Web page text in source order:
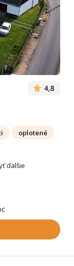
4,8
oplotené
ďalšie